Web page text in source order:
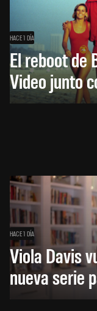
HACE 1 DÍA
El reboot de
Video junto
HACE 1 DÍA
Viola Davis
nueva serie